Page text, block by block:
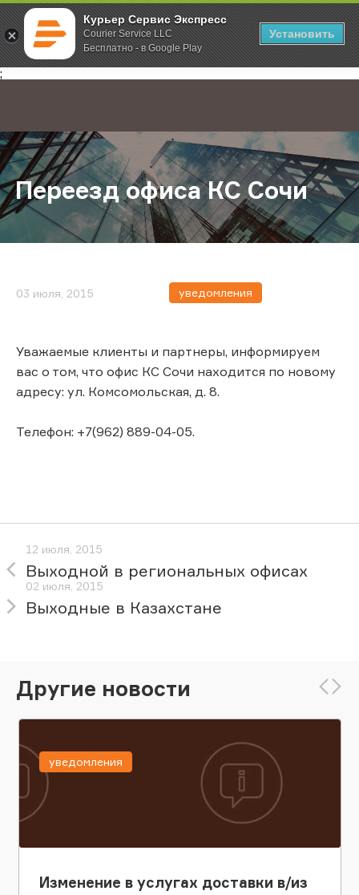
Курьер Сервис Экспресс
Courier Service LLC
Бесплатно - в Google Play
Установить
;
Главная О компании Новости Переезд офиса КС Сочи
Переезд офиса КС Сочи
03 июля, 2015 уведомления
Уважаемые клиенты и партнеры, информируем
вас о том, что офис КС Сочи находится по новому
адресу: ул. Комсомольская, д. 8.
Телефон: +7(962) 889-04-05.
12 июля, 2015
Выходной в региональных офисах
02 июля, 2015
Выходные в Казахстане
Другие новости
Изменение в услугах доставки в/из
уведомления